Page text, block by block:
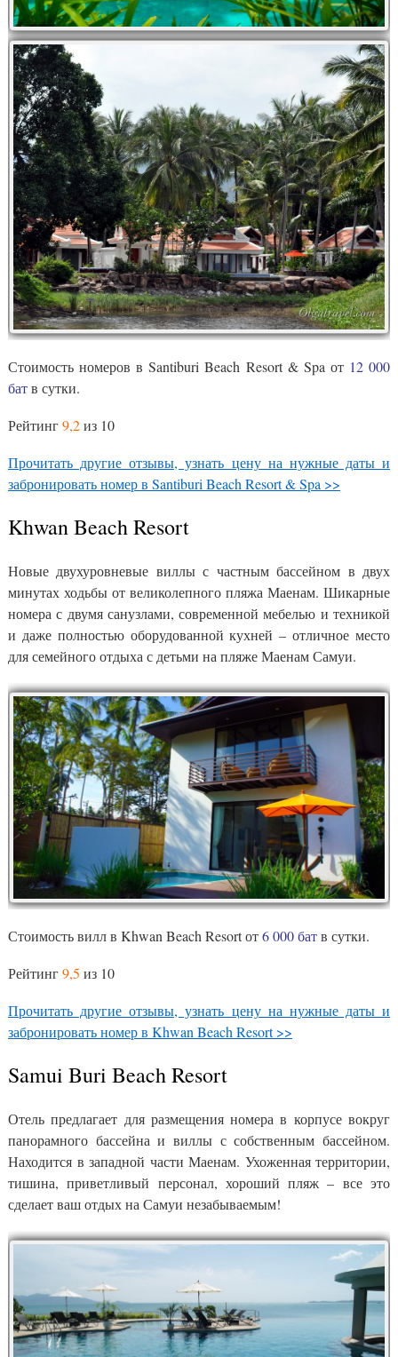
Стоимость номеров в Santiburi Beach Resort & Spa от 12 000
батв сутки.
Рейтинг9,2из 10
Прочитать другие отзывы, узнать цену на нужные даты и
забронировать номер в Santiburi Beach Resort & Spa >>
Khwan Beach Resort
Новые двухуровневые виллы с частным бассейном в двух
минутах ходьбы от великолепного пляжа Маенам. Шикарные
номера с двумя санузлами, современной мебелью и техникой
и даже полностью оборудованной кухней – отличное место
для семейного отдыха с детьми на пляже Маенам Самуи.
Стоимость вилл в Khwan Beach Resort от6 000 батв сутки.
Рейтинг9,5 из 10
Прочитать другие отзывы, узнать цену на нужные даты и
забронировать номер в Khwan Beach Resort >>
Samui Buri Beach Resort
Отель предлагает для размещения номера в корпусе вокруг
панорамного бассейна и виллы с собственным бассейном.
Находится в западной части Маенам. Ухоженная территории,
тишина, приветливый персонал, хороший пляж – все это
сделает ваш отдых на Самуи незабываемым!